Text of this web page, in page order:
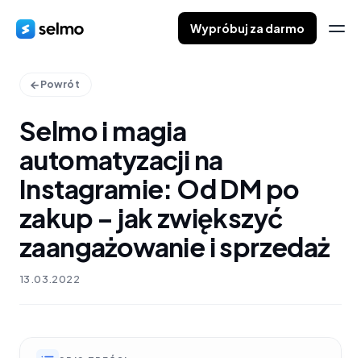
Wypróbuj za darmo
Powrót
Selmo i magia
automatyzacji na
Instagramie: Od DM po
zakup – jak zwiększyć
zaangażowanie i sprzedaż
13.03.2022